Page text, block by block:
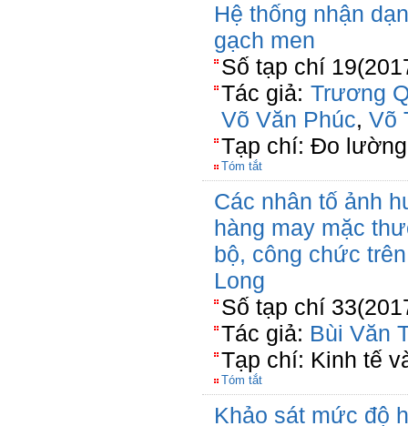
Hệ thống nhận
gạch men
Số tạp chí
Tác giả: Trương
Võ Văn Phúc, Võ
Tạp chí: Đo
Tóm tắt
Các nhân tố ảnh
hàng may mặc
bộ, công chức
Long
Số tạp chí
Tác giả: Bùi Văn
Tạp chí: Kinh tế
Tóm tắt
Khảo sát mức độ